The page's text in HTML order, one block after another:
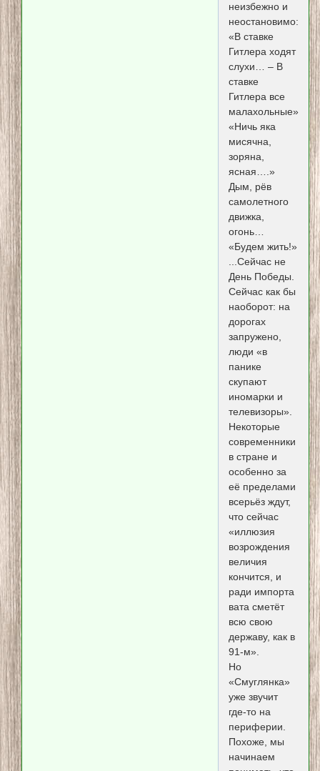
неизбежно и
неостановимо:
«В ставке
Гитлера ходят
слухи… – В
ставке
Гитлера все
малахольные»,
«Ничь яка
мисячна,
зоряна,
ясная….»
Дым, рёв
самолетного
движка,
огонь…
«Будем жить!»
...Сейчас не
День Победы.
Сейчас как бы
наоборот: на
дорогах
запружено,
люди «в
панике
скупают
иномарки и
телевизоры».
Некоторые
современники
в стране и
особенно за
её пределами
всерьёз ждут,
что сейчас
«иллюзия
возрождения
величия
кончится, и
ради импорта
вата сметёт
всю свою
державу, как в
91-м».
Но
«Смуглянка»
уже звучит
где-то на
периферии.
Похоже, мы
начинаем